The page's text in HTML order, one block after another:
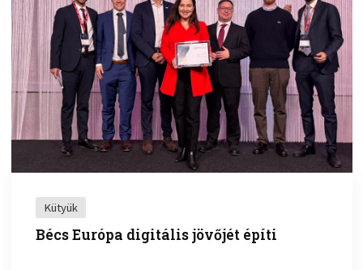
Kütyük
Bécs Európa digitális jövőjét építi